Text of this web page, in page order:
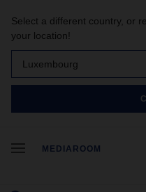
Select a different country, or
your location!
Luxembourg
MEDIAROOM